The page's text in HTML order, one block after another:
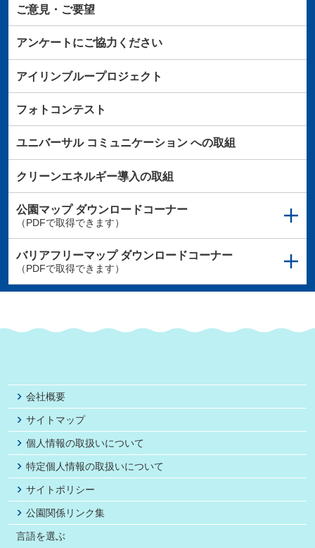
ご意見・ご要望
アンケートにご協力ください
アイリンブループロジェクト
フォトコンテスト
ユニバーサルコミュニケーションへの取組
クリーンエネルギー導入の取組
公園マップダウンロードコーナー
（PDFで取得できます）
バリアフリーマップダウンロードコーナー
（PDFで取得できます）
会社概要
サイトマップ
個人情報の取扱いについて
特定個人情報の取扱いについて
サイトポリシー
公園関係リンク集
言語を選ぶ